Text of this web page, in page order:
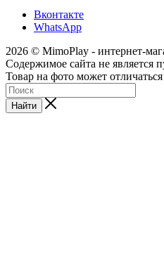
Вконтакте
WhatsApp
2026 © MimoPlay - интернет-
Содержимое сайта не является
Товар на фото может
Найти